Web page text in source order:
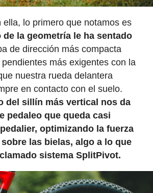
ella, lo primero que notamos es
de la geometría le ha sentado
de dirección más compacta
más exigentes con la
nuestra rueda delantera
en contacto con el suelo.
del sillín más vertical nos da
pedaleo que queda casi
optimizando la fuerza
las bielas, algo a lo que
sistema SplitPivot.